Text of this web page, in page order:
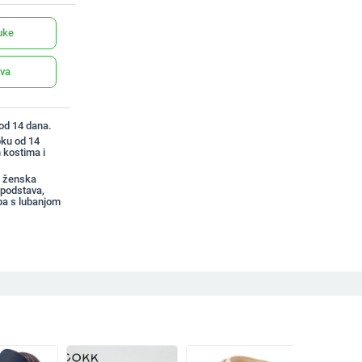
14 dana.
od 14
kostima i
ženska
s lubanjom